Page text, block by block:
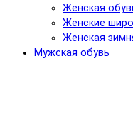
Женская
Женские
Женская
Мужская обувь